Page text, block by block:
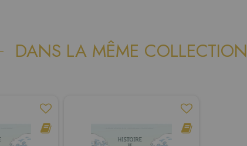
DANS LA MÊME COLLECTION